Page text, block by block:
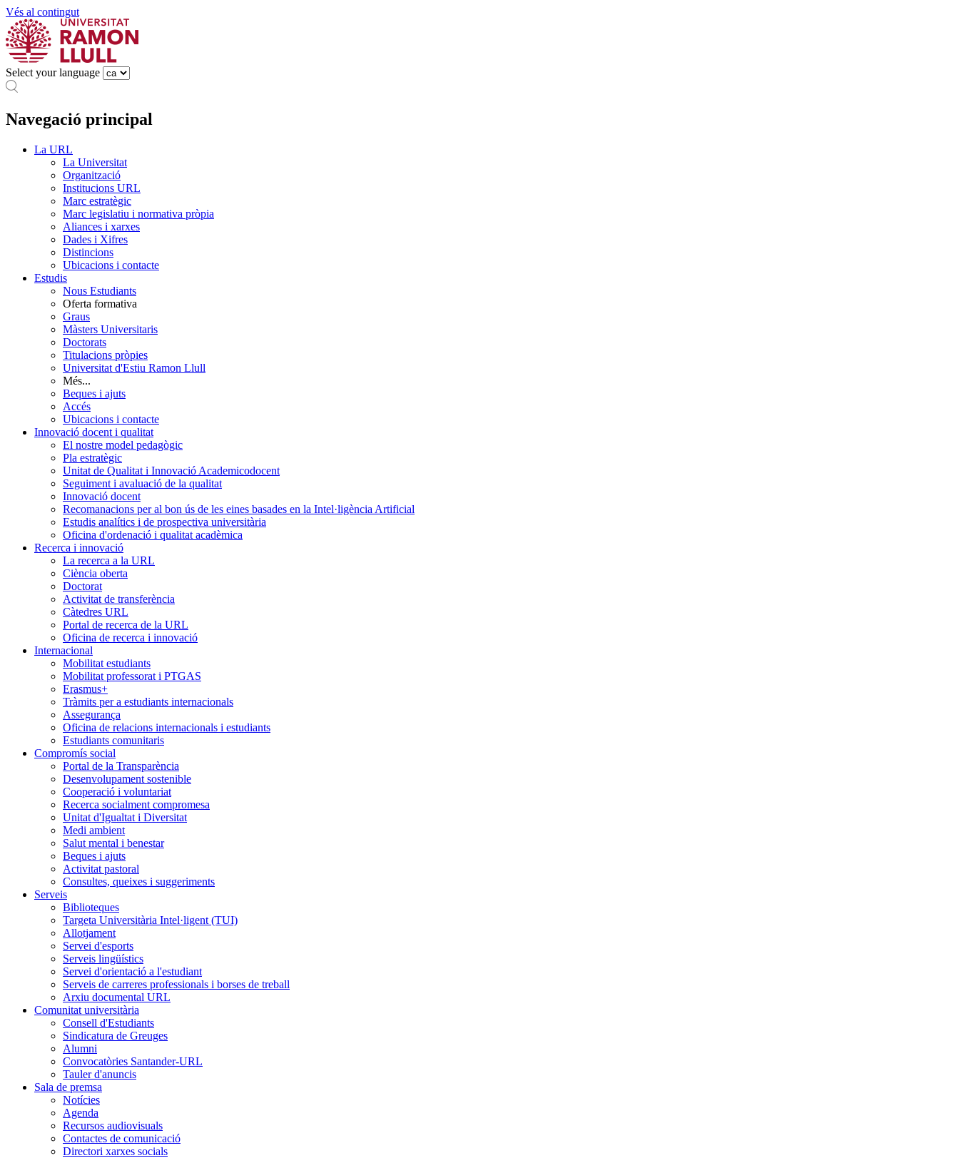
Vés al contingut
Select your language
Navegació principal
La URL
La Universitat
Organització
Institucions URL
Marc estratègic
Marc legislatiu i normativa pròpia
Aliances i xarxes
Dades i Xifres
Distincions
Ubicacions i contacte
Estudis
Nous Estudiants
Oferta formativa
Graus
Màsters Universitaris
Doctorats
Titulacions pròpies
Universitat d'Estiu Ramon Llull
Més...
Beques i ajuts
Accés
Ubicacions i contacte
Innovació docent i qualitat
El nostre model pedagògic
Pla estratègic
Unitat de Qualitat i Innovació Academicodocent
Seguiment i avaluació de la qualitat
Innovació docent
Recomanacions per al bon ús de les eines basades en la Intel·ligència Artificial
Estudis analítics i de prospectiva universitària
Oficina d'ordenació i qualitat acadèmica
Recerca i innovació
La recerca a la URL
Ciència oberta
Doctorat
Activitat de transferència
Càtedres URL
Portal de recerca de la URL
Oficina de recerca i innovació
Internacional
Mobilitat estudiants
Mobilitat professorat i PTGAS
Erasmus+
Tràmits per a estudiants internacionals
Assegurança
Oficina de relacions internacionals i estudiants
Estudiants comunitaris
Compromís social
Portal de la Transparència
Desenvolupament sostenible
Cooperació i voluntariat
Recerca socialment compromesa
Unitat d'Igualtat i Diversitat
Medi ambient
Salut mental i benestar
Beques i ajuts
Activitat pastoral
Consultes, queixes i suggeriments
Serveis
Biblioteques
Targeta Universitària Intel·ligent (TUI)
Allotjament
Servei d'esports
Serveis lingüístics
Servei d'orientació a l'estudiant
Serveis de carreres professionals i borses de treball
Arxiu documental URL
Comunitat universitària
Consell d'Estudiants
Sindicatura de Greuges
Alumni
Convocatòries Santander-URL
Tauler d'anuncis
Sala de premsa
Notícies
Agenda
Recursos audiovisuals
Contactes de comunicació
Directori xarxes socials